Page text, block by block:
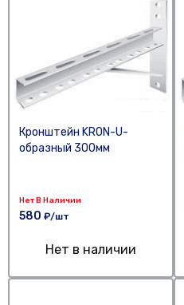
Кронштейн KRON-U-
образный 300мм
Нет В Наличии
580 ₽/шт
Нет в наличии